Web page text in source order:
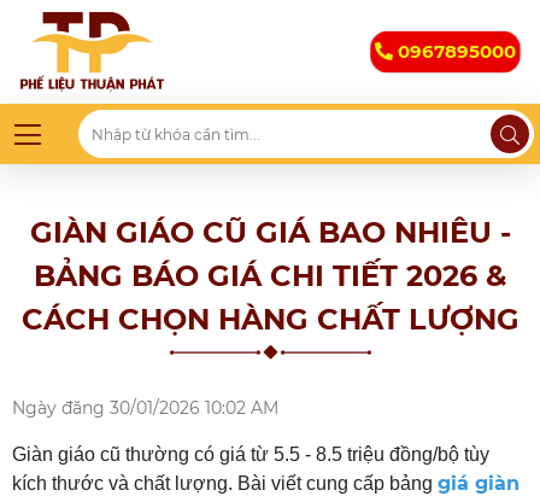
0967895000
GIÀN GIÁO CŨ GIÁ BAO NHIÊU -
BẢNG BÁO GIÁ CHI TIẾT 2026 &
CÁCH CHỌN HÀNG CHẤT LƯỢNG
Ngày đăng 30/01/2026 10:02 AM
Giàn giáo cũ thường có giá từ 5.5 - 8.5 triệu đồng/bộ tùy
kích thước và chất lượng. Bài viết cung cấp bảng giá giàn